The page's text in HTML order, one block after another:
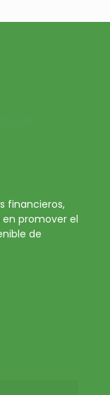
financieros,
promover el
de